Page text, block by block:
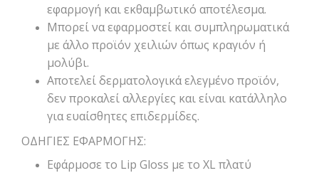
εφαρμογή και εκθαμβωτικό αποτέλεσμα.
Μπορεί να εφαρμοστεί και συμπληρωματικά
με άλλο προϊόν χειλιών όπως κραγιόν ή
μολύβι.
Αποτελεί δερματολογικά ελεγμένο προϊόν,
δεν προκαλεί αλλεργίες και είναι κατάλληλο
για ευαίσθητες επιδερμίδες.
ΟΔΗΓΙΕΣ ΕΦΑΡΜΟΓΗΣ:
Εφάρμοσε το Lip Gloss με το XL πλατύ